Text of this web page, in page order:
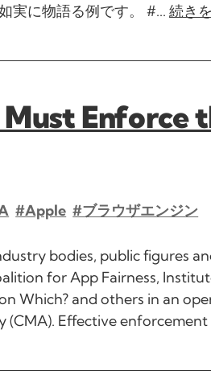
実に物語る例です。 #...続き
Enforce
#Apple #ブラウザエンジン
bodies, public figures
for App Fairness,
Which? and others in an
Effective enforcement